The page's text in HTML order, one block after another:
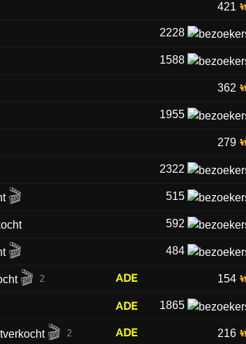
421
2228
1588
362
1955
279
2322
🎬 515
592
🎬 484
🎬 2 ADE 154
ADE 1865
🎬 2 ADE 216